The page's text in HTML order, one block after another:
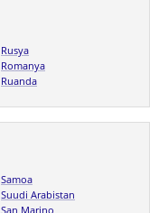
Rusya
Romanya
Ruanda
Samoa
Suudi Arabistan
San Marino